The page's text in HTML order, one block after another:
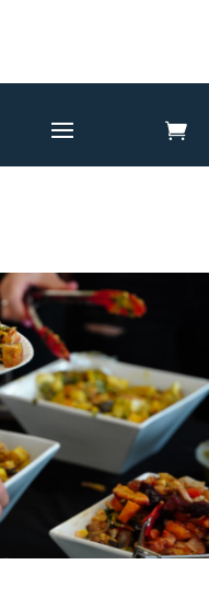

UTBUD